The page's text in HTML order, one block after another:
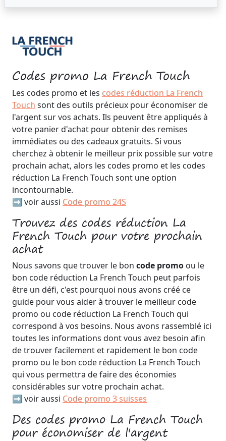
Codes promo La French Touch
Les codes promo et les codes réduction La French
Touch sont des outils précieux pour économiser de
l'argent sur vos achats. Ils peuvent être appliqués à
votre panier d'achat pour obtenir des remises
immédiates ou des cadeaux gratuits. Si vous
cherchez à obtenir le meilleur prix possible sur votre
prochain achat, alors les codes promo et les codes
réduction La French Touch sont une option
incontournable.
➡️ voir aussi Code promo 24S
Trouvez des codes réduction La
French Touch pour votre prochain
achat
Nous savons que trouver le bon code promo ou le
bon code réduction La French Touch peut parfois
être un défi, c'est pourquoi nous avons créé ce
guide pour vous aider à trouver le meilleur code
promo ou code réduction La French Touch qui
correspond à vos besoins. Nous avons rassemblé ici
toutes les informations dont vous avez besoin afin
de trouver facilement et rapidement le bon code
promo ou le bon code réduction La French Touch
qui vous permettra de faire des économies
considérables sur votre prochain achat.
➡️ voir aussi Code promo 3 suisses
Des codes promo La French Touch
pour économiser de l'argent